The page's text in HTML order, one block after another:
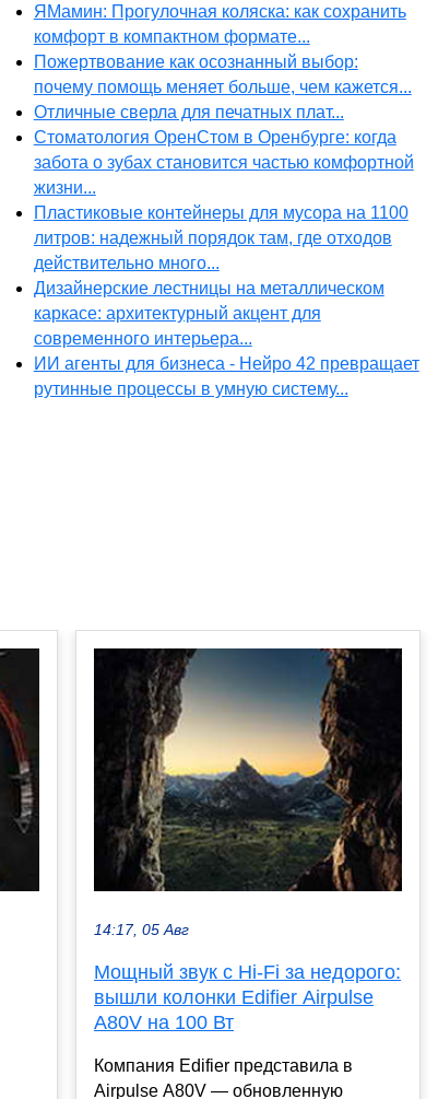
ЯМамин: Прогулочная коляска: как сохранить
комфорт в компактном формате...
Пожертвование как осознанный выбор:
почему помощь меняет больше, чем кажется...
Отличные сверла для печатных плат...
Стоматология ОренСтом в Оренбурге: когда
забота о зубах становится частью комфортной
жизни...
Пластиковые контейнеры для мусора на 1100
литров: надежный порядок там, где отходов
действительно много...
Дизайнерские лестницы на металлическом
каркасе: архитектурный акцент для
современного интерьера...
ИИ агенты для бизнеса - Нейро 42 превращает
рутинные процессы в умную систему...
14:17, 05 Авг
Мощный звук с Hi-Fi за недорого:
вышли колонки Edifier Airpulse
A80V на 100 Вт
Компания Edifier представила в
Airpulse A80V — обновленную